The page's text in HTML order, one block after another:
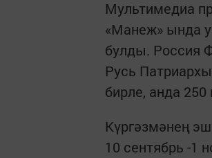
Мультимедиа
«Манеж» ында
булды. Россия
Русь
бирле, анда
Күргәзмәнең
10 сентябрь -1